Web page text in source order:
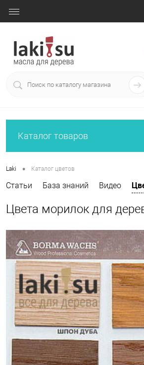
Каталог товаров
Laki • Каталог цветов
Статьи База знаний Видео
Цвета морилок для